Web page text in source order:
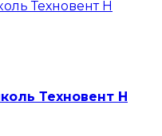
Техновент Н